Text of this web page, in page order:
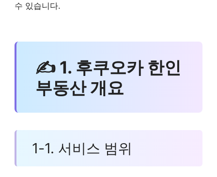
수 있습니다.
✍ 1. 후쿠오카 한인
부동산 개요
1-1. 서비스 범위